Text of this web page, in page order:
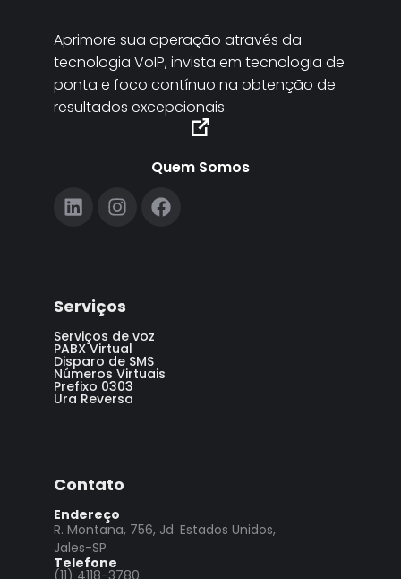
Aprimore sua operação através da
tecnologia VoIP, invista em tecnologia de
ponta e foco contínuo na obtenção de
resultados excepcionais.
Quem Somos
Serviços
Serviços de voz
PABX Virtual
Disparo de SMS
Números Virtuais
Prefixo 0303
Ura Reversa
Contato
Endereço
R. Montana, 756, Jd. Estados Unidos,
Jales-SP
Telefone